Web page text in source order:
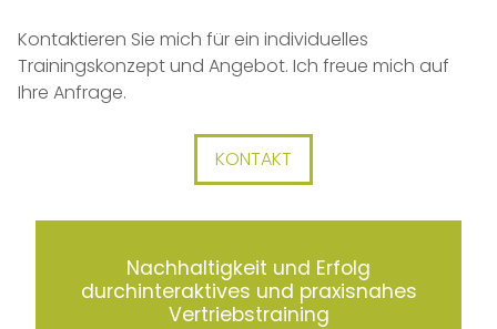
Kontaktieren Sie mich für ein individuelles
Trainingskonzept und Angebot. Ich freue mich auf
Ihre Anfrage.
KONTAKT
Nachhaltigkeit und Erfolg
durchinteraktives und praxisnahes
Vertriebstraining